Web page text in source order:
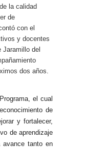
la calidad
de
con el
y docentes
del
dos años.
el cual
de
y fortalecer,
de aprendizaje
avance tanto en